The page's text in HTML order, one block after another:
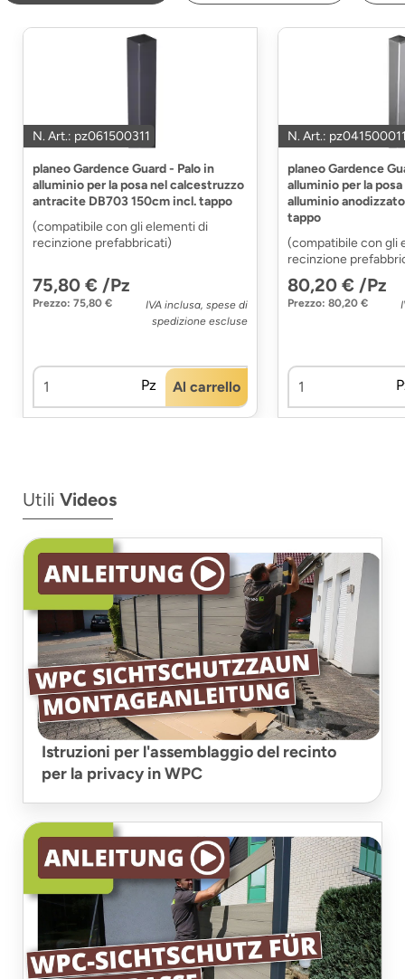
N. Art.: pz061500311
planeo Gardence Guard - Palo in
alluminio per la posa nel calcestruzzo
antracite DB703 150cm incl. tappo
(compatibile con gli elementi di
recinzione prefabbricati)
75,80 € /Pz
Prezzo: 75,80 €
IVA inclusa, spese di
spedizione escluse
Pz Al carrello
N. Art.:
planeo Gardence
alluminio per la
alluminio
tappo
(compatibile con gli
recinzione
80,20 € /Pz
Prezzo: 80,20 €
Utili Videos
Istruzioni per l'assemblaggio del recinto
per la privacy in WPC